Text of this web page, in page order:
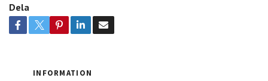
Dela
INFORMATION